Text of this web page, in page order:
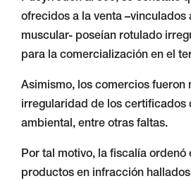
ofrecidos a la venta –vinculados
muscular- poseían rotulado
para la comercialización en el
Asimismo, los comercios fueron
irregularidad de los certificados
ambiental, entre otras faltas.
Por tal motivo, la fiscalía ordenó
productos en infracción